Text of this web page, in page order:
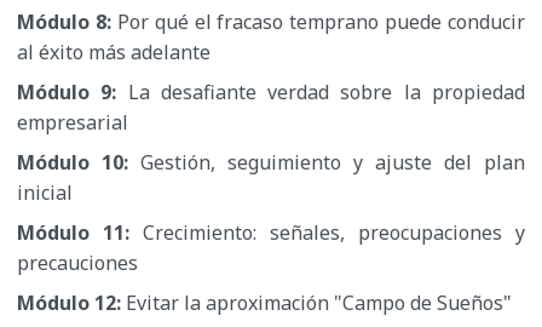
Módulo 8:Por qué el fracaso temprano puede conducir
al éxito más adelante
Módulo 9: La desafiante verdad sobre la propiedad
empresarial
Módulo 10: Gestión, seguimiento y ajuste del plan
inicial
Módulo 11: Crecimiento: señales, preocupaciones y
precauciones
Módulo 12: Evitar la aproximación "Campo de Sueños"